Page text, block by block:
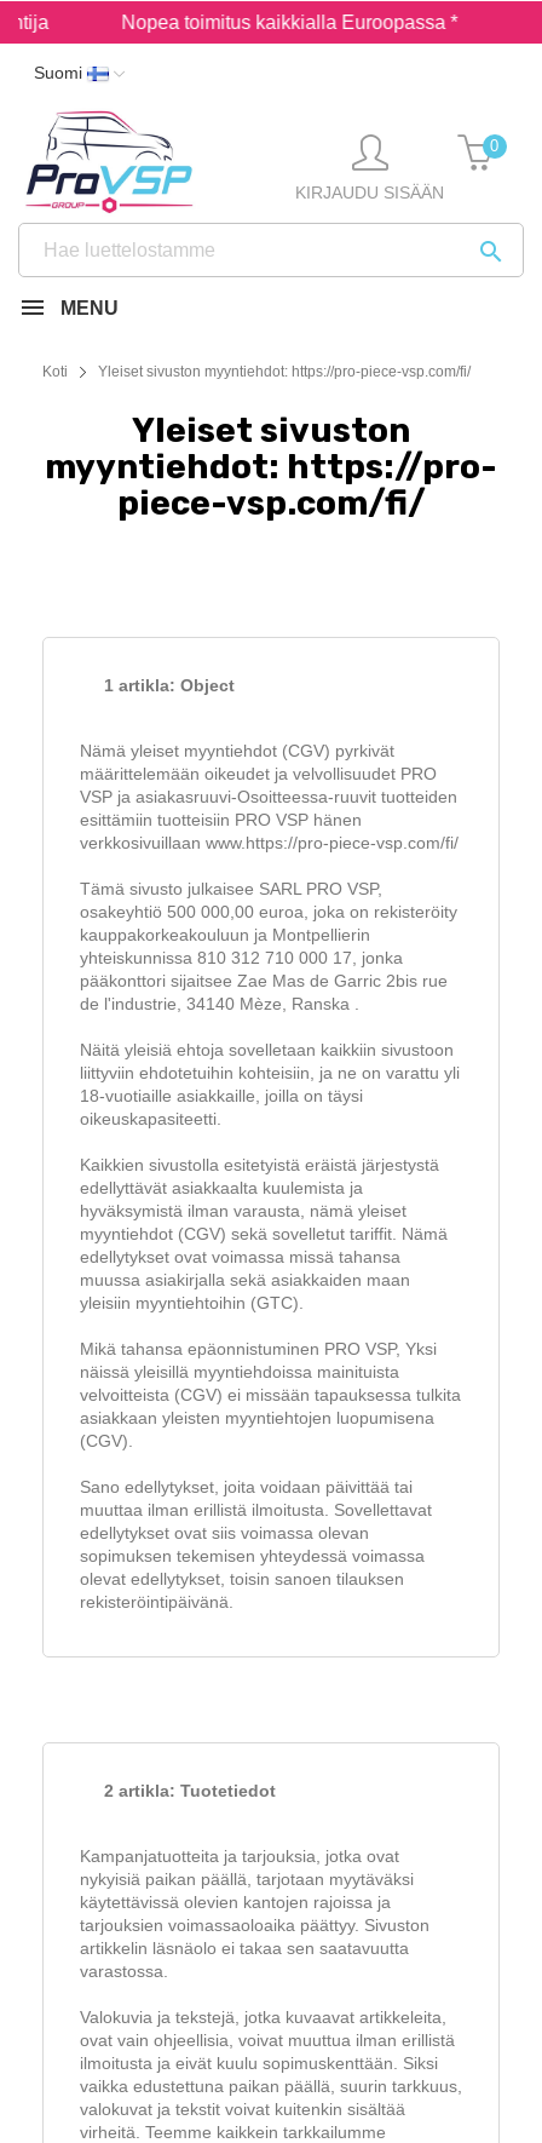
Nopea toimitus kaikkialla Euroopassa *
Suomi

KIRJAUDU SISÄÄN
0
MENU
Koti Yleiset sivuston myyntiehdot: https://pro-piece-vsp.com/fi/
Yleiset sivuston
myyntiehdot: https://pro-
piece-vsp.com/fi/
1 artikla: Object
Nämä yleiset myyntiehdot (CGV) pyrkivät
määrittelemään oikeudet ja velvollisuudet PRO
VSP ja asiakasruuvi-Osoitteessa-ruuvit tuotteiden
esittämiin tuotteisiin PRO VSP hänen
verkkosivuillaan www.https://pro-piece-vsp.com/fi/
Tämä sivusto julkaisee SARL PRO VSP,
osakeyhtiö 500 000,00 euroa, joka on rekisteröity
kauppakorkeakouluun ja Montpellierin
yhteiskunnissa 810 312 710 000 17, jonka
pääkonttori sijaitsee Zae Mas de Garric 2bis rue
de l'industrie, 34140 Mèze, Ranska .
Näitä yleisiä ehtoja sovelletaan kaikkiin sivustoon
liittyviin ehdotetuihin kohteisiin, ja ne on varattu yli
18-vuotiaille asiakkaille, joilla on täysi
oikeuskapasiteetti.
Kaikkien sivustolla esitetyistä eräistä järjestystä
edellyttävät asiakkaalta kuulemista ja
hyväksymistä ilman varausta, nämä yleiset
myyntiehdot (CGV) sekä sovelletut tariffit. Nämä
edellytykset ovat voimassa missä tahansa
muussa asiakirjalla sekä asiakkaiden maan
yleisiin myyntiehtoihin (GTC).
Mikä tahansa epäonnistuminen PRO VSP, Yksi
näissä yleisillä myyntiehdoissa mainituista
velvoitteista (CGV) ei missään tapauksessa tulkita
asiakkaan yleisten myyntiehtojen luopumisena
(CGV).
Sano edellytykset, joita voidaan päivittää tai
muuttaa ilman erillistä ilmoitusta. Sovellettavat
edellytykset ovat siis voimassa olevan
sopimuksen tekemisen yhteydessä voimassa
olevat edellytykset, toisin sanoen tilauksen
rekisteröintipäivänä.
2 artikla: Tuotetiedot
Kampanjatuotteita ja tarjouksia, jotka ovat
nykyisiä paikan päällä, tarjotaan myytäväksi
käytettävissä olevien kantojen rajoissa ja
tarjouksien voimassaoloaika päättyy. Sivuston
artikkelin läsnäolo ei takaa sen saatavuutta
varastossa.
Valokuvia ja tekstejä, jotka kuvaavat artikkeleita,
ovat vain ohjeellisia, voivat muuttua ilman erillistä
ilmoitusta ja eivät kuulu sopimuskenttään. Siksi
vaikka edustettuna paikan päällä, suurin tarkkuus,
valokuvat ja tekstit voivat kuitenkin sisältää
virheitä. Teemme kaikkein tarkkailumme